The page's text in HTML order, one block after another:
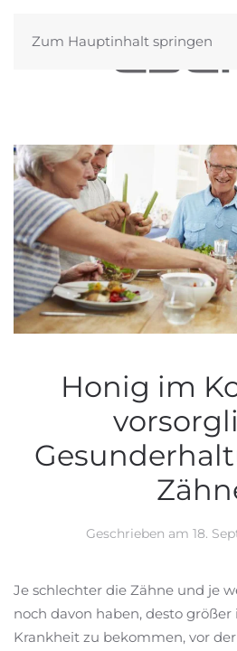
Zum Hauptinhalt springen
Honig im
Geschrieben am 18.
Je schlechter die Zähne und je
noch davon haben, desto größer
Krankheit zu bekommen, vor